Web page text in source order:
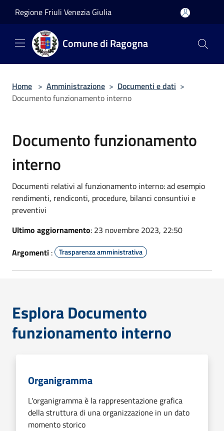
Regione Friuli Venezia Giulia
Comune di Ragogna
Home > Amministrazione > Documenti e dati >
Documento funzionamento interno
Documento funzionamento
interno
Documenti relativi al funzionamento interno: ad esempio
rendimenti, rendiconti, procedure, bilanci consuntivi e
preventivi
Ultimo aggiornamento: 23 novembre 2023, 22:50
Argomenti : Trasparenza amministrativa
Esplora Documento
funzionamento interno
Organigramma
L'organigramma è la rappresentazione grafica
della struttura di una organizzazione in un dato
momento storico